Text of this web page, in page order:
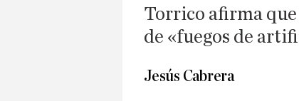
Torrico afirma que
de «fuegos de
Jesús Cabrera